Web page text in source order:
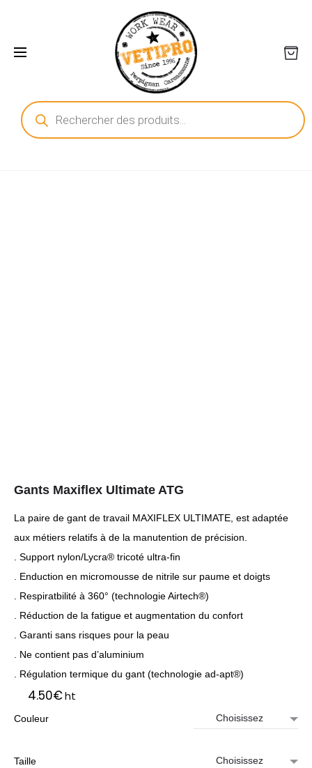
Recherche
de
produits
Gants Maxiflex Ultimate ATG
La paire de gant de travail MAXIFLEX ULTIMATE, est adaptée
aux métiers relatifs à de la manutention de précision.
. Support nylon/Lycra® tricoté ultra-fin
. Enduction en micromousse de nitrile sur paume et doigts
. Respiratbilité à 360° (technologie Airtech®)
. Réduction de la fatigue et augmentation du confort
. Garanti sans risques pour la peau
. Ne contient pas d’aluminium
. Régulation termique du gant (technologie ad-apt®)
4.50€ht
Couleur
Taille